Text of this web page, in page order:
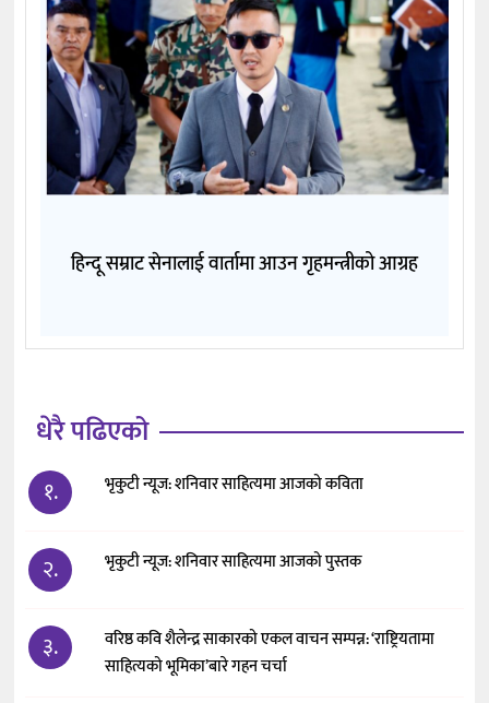
हिन्दू सम्राट सेनालाई वार्तामा आउन गृहमन्त्रीको आग्रह
धेरै पढिएको
१. भृकुटी न्यूज: शनिवार साहित्यमा आजको कविता
२. भृकुटी न्यूज: शनिवार साहित्यमा आजको पुस्तक
३.
वरिष्ठ कवि शैलेन्द्र साकारको एकल वाचन सम्पन्न: ‘राष्ट्रियतामा
साहित्यको भूमिका’बारे गहन चर्चा